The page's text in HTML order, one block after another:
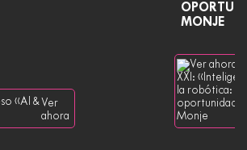
Ver
ahora
MONJE